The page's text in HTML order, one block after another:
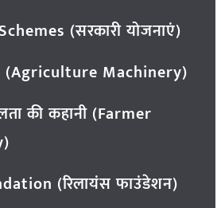
(सरकारी योजनाएं)
(Agriculture Machinery)
की कहानी (Farmer
(रिलायंस फाउंडेशन)